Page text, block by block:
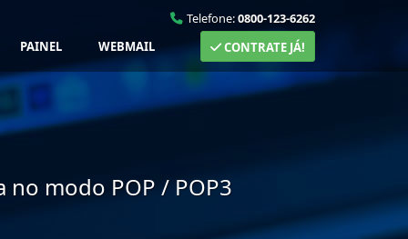
PAINEL WEBMAIL CONTRATE JÁ!
Telefone:0800-123-6262
modo POP / POP3